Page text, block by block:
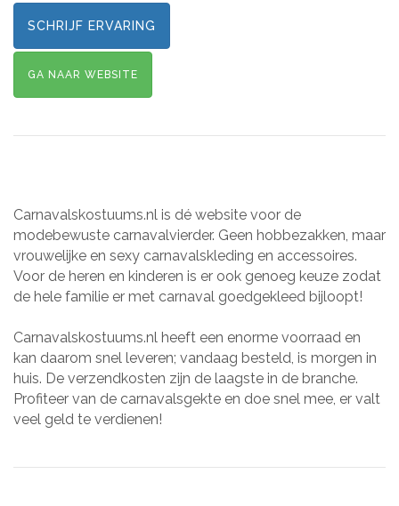
SCHRIJF ERVARING
GA NAAR WEBSITE
Carnavalskostuums.nl is dé website voor de
modebewuste carnavalvierder. Geen hobbezakken, maar
vrouwelijke en sexy carnavalskleding en accessoires.
Voor de heren en kinderen is er ook genoeg keuze zodat
de hele familie er met carnaval goedgekleed bijloopt!
Carnavalskostuums.nl heeft een enorme voorraad en
kan daarom snel leveren; vandaag besteld, is morgen in
huis. De verzendkosten zijn de laagste in de branche.
Profiteer van de carnavalsgekte en doe snel mee, er valt
veel geld te verdienen!